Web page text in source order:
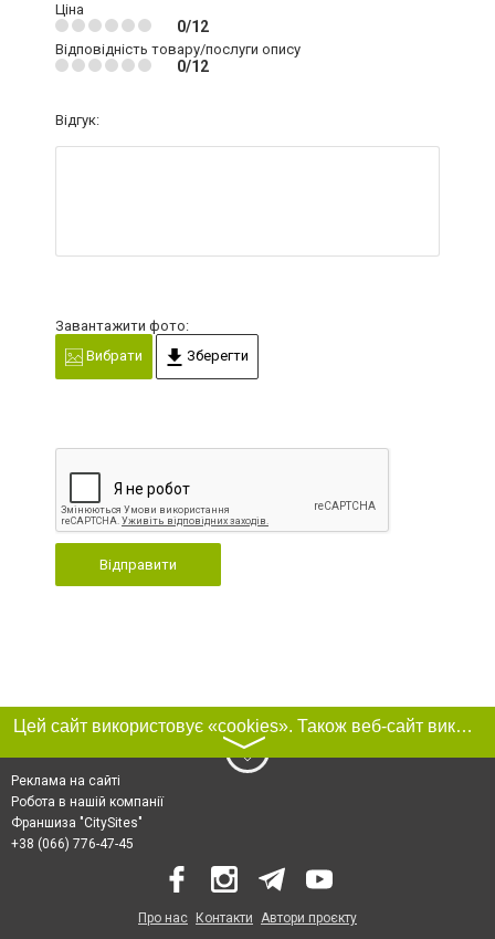
Ціна
0/12
Відповідність товару/послуги опису
0/12
Відгук:
Завантажити фото:
Вибрати
Зберегти
Відправити
Цей сайт використовує «cookies». Також веб-сайт використовує інтернет-сервіс для збору технічних даних стосовно відвідувачів з метою отримання маркетингової та статистичної інформації. Умови обробки даних відвідувачів сайту див.
〉
Реклама на сайті
Робота в нашій компанії
Франшиза "CitySites"
+38 (066) 776-47-45
Про нас Контакти Автори проєкту